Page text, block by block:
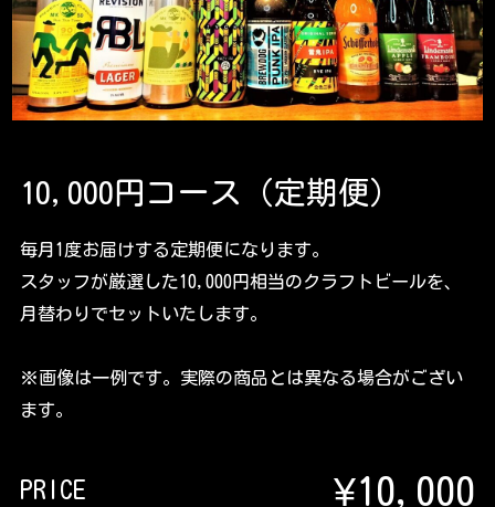
10,000円コース（定期便）
毎月1度お届けする定期便になります。
スタッフが厳選した10,000円相当のクラフトビールを、
月替わりでセットいたします。
※画像は一例です。実際の商品とは異なる場合がござい
ます。
PRICE ¥10,000